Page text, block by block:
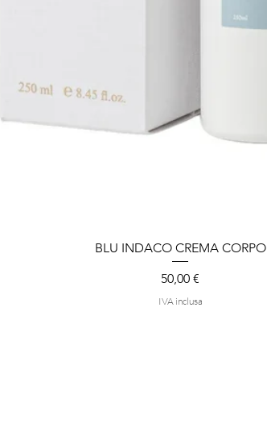
Vista rapida
BLU INDACO CREMA CORPO
Prezzo
50,00 €
IVA inclusa